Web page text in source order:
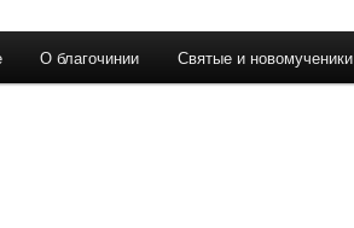
О благочинии Святые и новомученики